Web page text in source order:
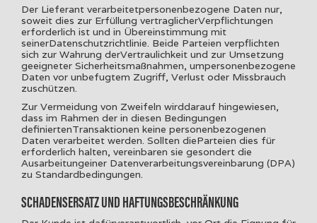
Der Lieferant verarbeitetpersonenbezogene Daten nur,
soweit dies zur Erfüllung vertraglicherVerpflichtungen
erforderlich ist und in Übereinstimmung mit
seinerDatenschutzrichtlinie. Beide Parteien verpflichten
sich zur Wahrung derVertraulichkeit und zur Umsetzung
geeigneter Sicherheitsmaßnahmen, umpersonenbezogene
Daten vor unbefugtem Zugriff, Verlust oder Missbrauch
zuschützen.
Zur Vermeidung von Zweifeln wirddarauf hingewiesen,
dass im Rahmen der in diesen Bedingungen
definiertenTransaktionen keine personenbezogenen
Daten verarbeitet werden. Sollten dieParteien dies für
erforderlich halten, vereinbaren sie gesondert die
Ausarbeitungeiner Datenverarbeitungsvereinbarung (DPA)
zu Standardbedingungen.
SCHADENSERSATZ UND HAFTUNGSBESCHRÄNKUNG